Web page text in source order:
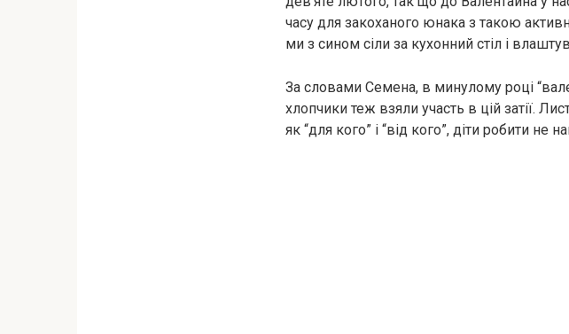
часу для закоханого юнака з такою
ми з сином сіли за кухонний стіл і
За словами Семена, в минулому році
хлопчики теж взяли участь в цій затії.
як “для кого” і “від кого”, діти робити не